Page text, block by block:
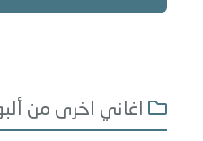
اغاني اخرى من